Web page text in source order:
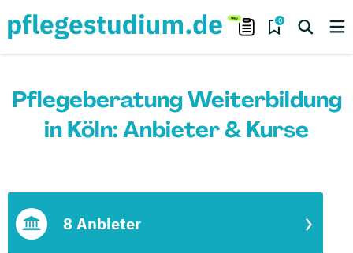
0
Pflegeberatung Weiterbildung
in Köln: Anbieter & Kurse
8 Anbieter